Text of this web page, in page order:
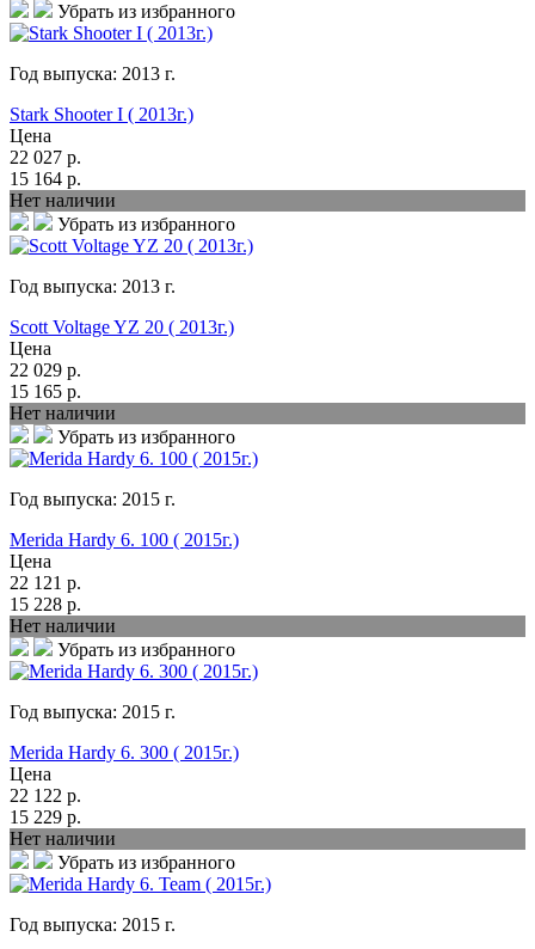
Убрать из избранного
Год выпуска: 2013 г.
Stark Shooter I ( 2013г.)
Цена
22 027 р.
15 164 р.
Нет наличии
Убрать из избранного
Год выпуска: 2013 г.
Scott Voltage YZ 20 ( 2013г.)
Цена
22 029 р.
15 165 р.
Нет наличии
Убрать из избранного
Год выпуска: 2015 г.
Merida Hardy 6. 100 ( 2015г.)
Цена
22 121 р.
15 228 р.
Нет наличии
Убрать из избранного
Год выпуска: 2015 г.
Merida Hardy 6. 300 ( 2015г.)
Цена
22 122 р.
15 229 р.
Нет наличии
Убрать из избранного
Год выпуска: 2015 г.